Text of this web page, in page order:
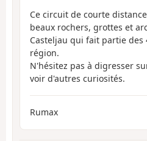
Ce circuit de courte
beaux rochers, grottes et
Casteljau qui fait partie des
région.
N'hésitez pas à digresser
voir d'autres curiosités.
Rumax